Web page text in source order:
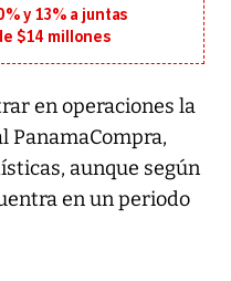
y 13% a juntas
$14 millones
en operaciones la
PanamaCompra,
aunque según
en un periodo